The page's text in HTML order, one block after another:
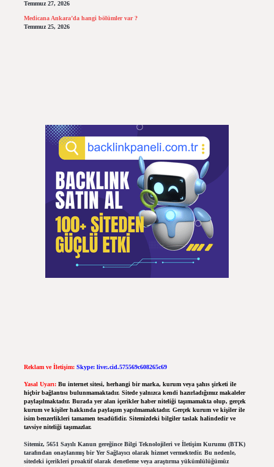
Temmuz 27, 2026
Medicana Ankara’da hangi bölümler var ?
Temmuz 25, 2026
Reklam ve İletişim: Skype: live:.cid.575569c608265c69
Yasal Uyarı: Bu internet sitesi, herhangi bir marka, kurum veya şahıs şirketi ile
hiçbir bağlantısı bulunmamaktadır. Sitede yalnızca kendi hazırladığımız makaleler
paylaşılmaktadır. Burada yer alan içerikler haber niteliği taşımamakta olup, gerçek
kurum ve kişiler hakkında paylaşım yapılmamaktadır. Gerçek kurum ve kişiler ile
isim benzerlikleri tamamen tesadüfidir. Sitemizdeki bilgiler taslak halindedir ve
tavsiye niteliği taşımazlar.
Sitemiz, 5651 Sayılı Kanun gereğince Bilgi Teknolojileri ve İletişim Kurumu (BTK)
tarafından onaylanmış bir Yer Sağlayıcı olarak hizmet vermektedir. Bu nedenle,
sitedeki içerikleri proaktif olarak denetleme veya araştırma yükümlülüğümüz